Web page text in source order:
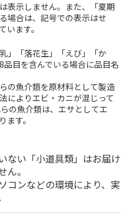
表示しません。また、「夏期
場合は、記号での表示はせ
ます。
」「落花生」「えび」「か
目を含んでいる場合に品目名
の魚介類を原材料として製造
によりエビ・カニが混じって
の魚介類は、エサとしてエ
ます。
ない「小道具類」はお届け
。
コンなどの環境により、実